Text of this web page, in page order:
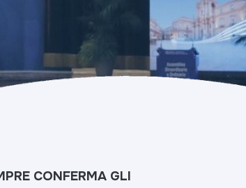
CONFERMA GLI